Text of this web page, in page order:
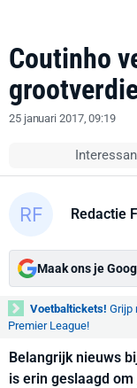
Coutinho
25 januari 2017, 09:19
Redactie
Maak ons je
Voetbaltickets! Grijp
Premier League!
Belangrijk nieuws
is erin geslaagd om